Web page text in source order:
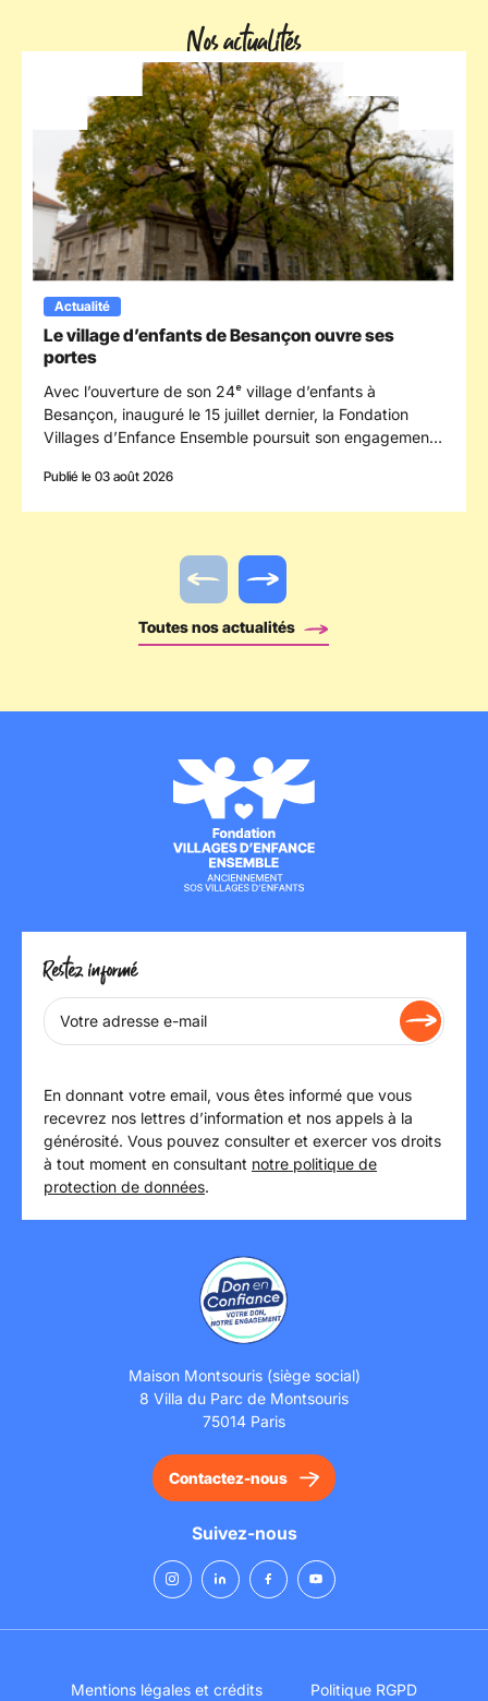
Nos actualités
Actualité
Le village d’enfants de Besançon ouvre ses
portes
Avec l’ouverture de son 24ᵉ village d’enfants à
Besançon, inauguré le 15 juillet dernier, la Fondation
Villages d’Enfance Ensemble poursuit son engagement
l’enfance en s’implantant dans le département du
Publié le 03 août 2026
Actualité précédente
Actualité suivante
Toutes nos actualités
Restez informé
En donnant votre email, vous êtes informé que vous
recevrez nos lettres d’information et nos appels à la
générosité. Vous pouvez consulter et exercer vos droits
à tout moment en consultant notre politique de
protection de données.
Maison Montsouris (siège social)
8 Villa du Parc de Montsouris
75014 Paris
Contactez-nous
Suivez-nous
Mentions légales et crédits Politique RGPD